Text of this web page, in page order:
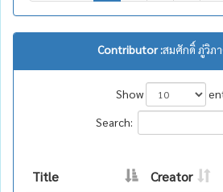
Contributor :สมศักดิ์ ภู่วิภ
Show
Search:
Title Creator